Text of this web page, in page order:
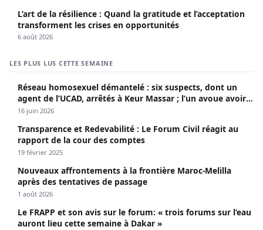
L’art de la résilience : Quand la gratitude et l’acceptation
transforment les crises en opportunités
6 août 2026
LES PLUS LUS CETTE SEMAINE
Réseau homosexuel démantelé : six suspects, dont un
agent de l’UCAD, arrêtés à Keur Massar ; l’un avoue avoir
propagé le VIH depuis 2018
16 juin 2026
Transparence et Redevabilité : Le Forum Civil réagit au
rapport de la cour des comptes
19 février 2025
Nouveaux affrontements à la frontière Maroc-Melilla
après des tentatives de passage
1 août 2026
Le FRAPP et son avis sur le forum: « trois forums sur l’eau
auront lieu cette semaine à Dakar »